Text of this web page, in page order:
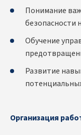
Понимание
безопасности
Обучение
Развитие
Организация